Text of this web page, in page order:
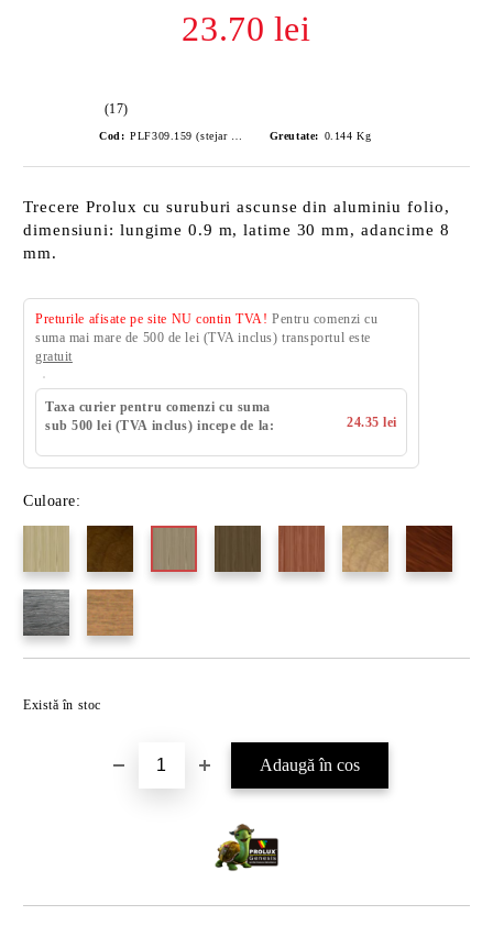
23.70 lei
(17)
Cod: Greutate: 0.144 Kg
Trecere Prolux cu suruburi ascunse din aluminiu folio,
dimensiuni: lungime 0.9 m, latime 30 mm, adancime 8
mm.
Preturile afisate pe site NU contin TVA! Pentru comenzi cu
suma mai mare de 500 de lei (TVA inclus) transportul este
gratuit
Taxa curier pentru comenzi cu suma
sub 500 lei (TVA inclus) incepe de la:
24.35 lei
Culoare:
Există în stoc